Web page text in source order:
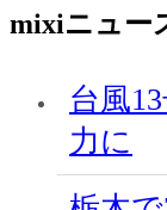
mixiニュー
台風
力に